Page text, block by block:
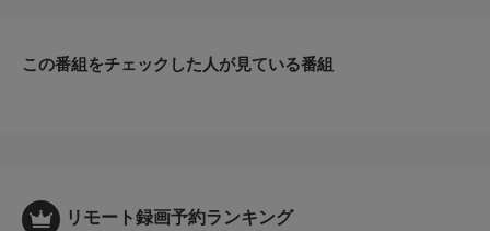
この番組をチェックした人が見ている番組
リモート録画予約ランキング